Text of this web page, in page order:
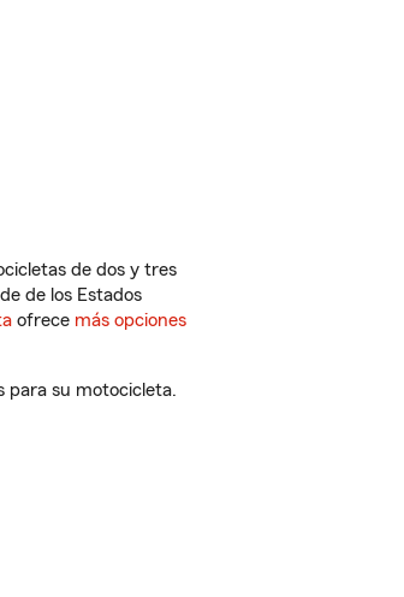
de dos y tres
de los Estados
ofrece más opciones
para su motocicleta.